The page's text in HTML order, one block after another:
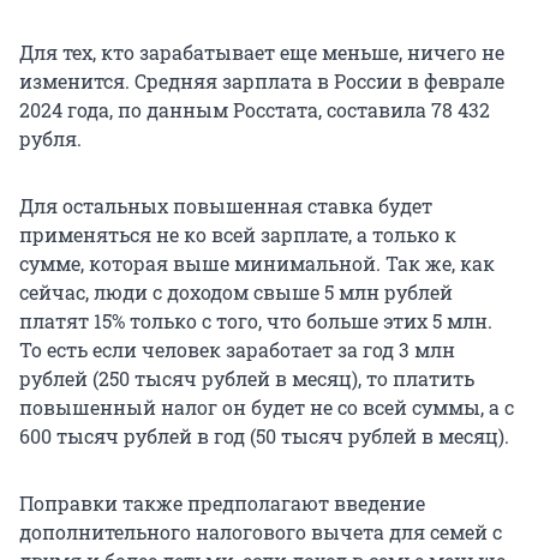
Для тех, кто зарабатывает еще меньше, ничего не
изменится. Средняя зарплата в России в феврале
2024 года, по данным Росстата, составила 78 432
рубля.
Для остальных повышенная ставка будет
применяться не ко всей зарплате, а только к
сумме, которая выше минимальной. Так же, как
сейчас, люди с доходом свыше 5 млн рублей
платят 15% только с того, что больше этих 5 млн.
То есть если человек заработает за год 3 млн
рублей (250 тысяч рублей в месяц), то платить
повышенный налог он будет не со всей суммы, а с
600 тысяч рублей в год (50 тысяч рублей в месяц).
Поправки также предполагают введение
дополнительного налогового вычета для семей с